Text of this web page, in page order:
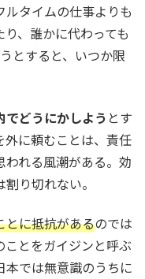
ルタイムの仕事よりも
、誰かに代わっても
とすると、いつか限
でどうにかしよう とす
外に頼むことは、責任
れる風潮がある。効
り切れない。
とに抵抗があるのでは
とをガイジンと呼ぶ
本では無意識のうちに